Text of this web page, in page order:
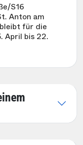
S16
Anton am
für die
April bis 22.